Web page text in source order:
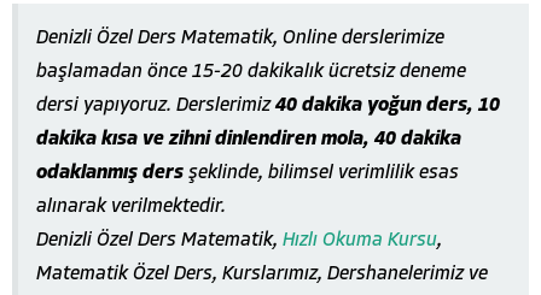
Denizli Özel Ders Matematik, Online derslerimize
başlamadan önce 15-20 dakikalık ücretsiz deneme
dersi yapıyoruz. Derslerimiz40 dakika yoğun ders, 10
dakika kısa ve zihni dinlendiren mola, 40 dakika
odaklanmış ders şeklinde, bilimsel verimlilik esas
alınarak verilmektedir.
Denizli Özel Ders Matematik, Hızlı Okuma Kursu,
Matematik Özel Ders, Kurslarımız, Dershanelerimiz ve